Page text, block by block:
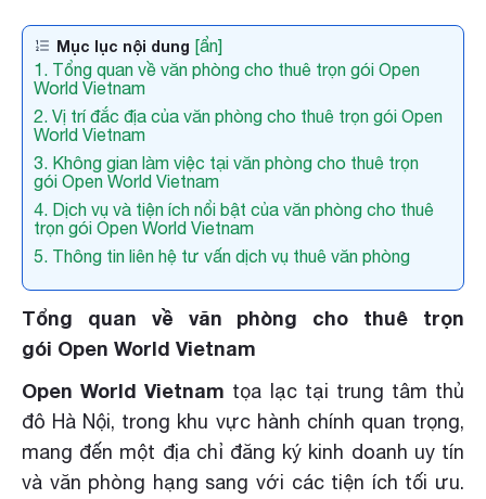
Mục lục nội dung [ẩn]
1. Tổng quan về văn phòng cho thuê trọn gói Open
World Vietnam
2. Vị trí đắc địa của văn phòng cho thuê trọn gói Open
World Vietnam
3. Không gian làm việc tại văn phòng cho thuê trọn
gói Open World Vietnam
4. Dịch vụ và tiện ích nổi bật của văn phòng cho thuê
trọn gói Open World Vietnam
5. Thông tin liên hệ tư vấn dịch vụ thuê văn phòng
Tổng quan về văn phòng cho thuê trọn
gói Open World Vietnam
Open World Vietnam tọa lạc tại trung tâm thủ
đô Hà Nội, trong khu vực hành chính quan trọng,
mang đến một địa chỉ đăng ký kinh doanh uy tín
và văn phòng hạng sang với các tiện ích tối ưu.